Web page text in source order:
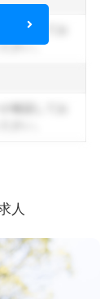
確認してお
さい。
人